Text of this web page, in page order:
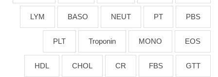
PBS
PT
NEUT
BASO
LYM
EOS
MONO
Troponin
PLT
GTT
FBS
CR
CHOL
HDL